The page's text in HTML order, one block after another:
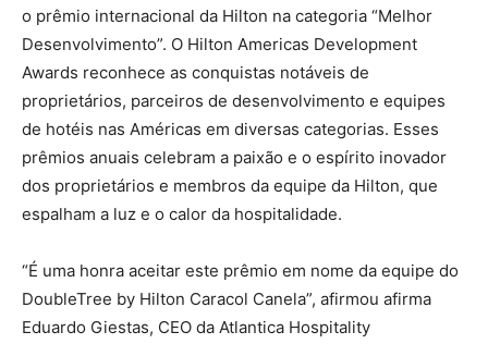
o prêmio internacional da Hilton na categoria “Melhor
Desenvolvimento”. O Hilton Americas Development
Awards reconhece as conquistas notáveis de
proprietários, parceiros de desenvolvimento e equipes
de hotéis nas Américas em diversas categorias. Esses
prêmios anuais celebram a paixão e o espírito inovador
dos proprietários e membros da equipe da Hilton, que
espalham a luz e o calor da hospitalidade.
“É uma honra aceitar este prêmio em nome da equipe do
DoubleTree by Hilton Caracol Canela”, afirmou afirma
Eduardo Giestas, CEO da Atlantica Hospitality